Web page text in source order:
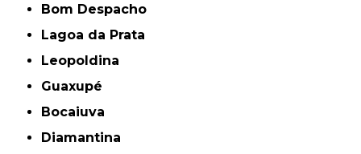
Bom Despacho
Lagoa da Prata
Leopoldina
Guaxupé
Bocaiuva
Diamantina